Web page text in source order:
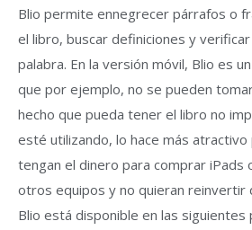
Blio permite ennegrecer párrafos o
el libro, buscar definiciones y
palabra. En la versión móvil, Blio es
que por ejemplo, no se pueden
hecho que pueda tener el libro no
esté utilizando, lo hace más atractivo
tengan el dinero para comprar iPads
otros equipos y no quieran reinvertir
Blio está disponible en las siguientes